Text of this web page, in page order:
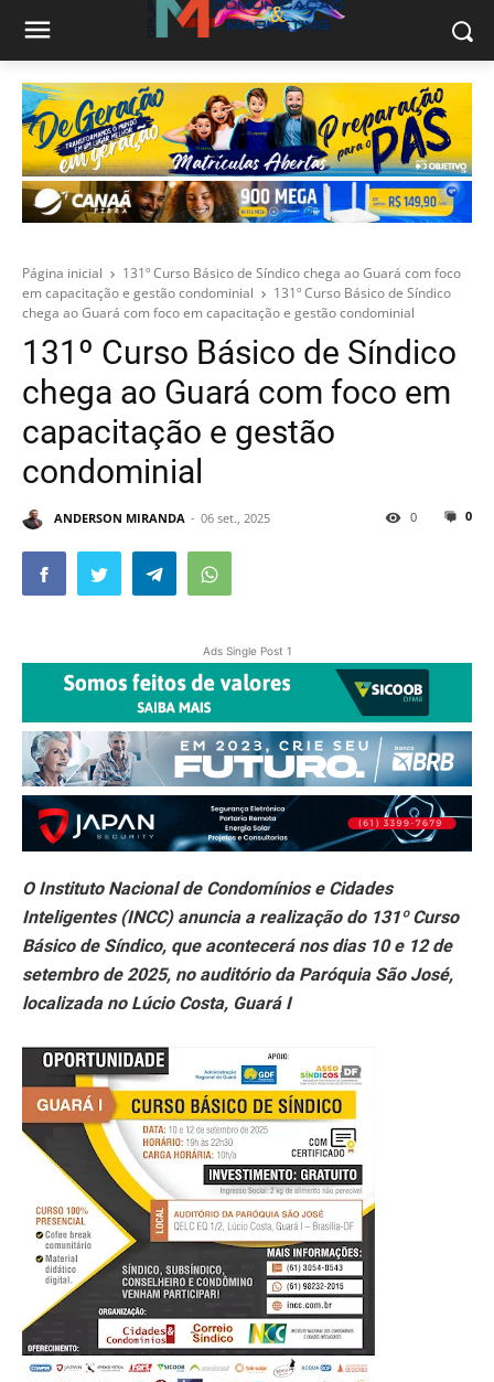
Página inicial
131º Curso Básico de Síndico chega ao Guará com foco
em capacitação e gestão condominial
131º Curso Básico de Síndico
chega ao Guará com foco em capacitação e gestão condominial
131º Curso Básico de Síndico
chega ao Guará com foco em
capacitação e gestão
condominial
ANDERSON MIRANDA 06 set., 2025 0
0
Ads Single Post 1
O Instituto Nacional de Condomínios e Cidades
Inteligentes (INCC) anuncia a realização do 131º Curso
Básico de Síndico, que acontecerá nos dias 10 e 12 de
setembro de 2025, no auditório da Paróquia São José,
localizada no Lúcio Costa, Guará I